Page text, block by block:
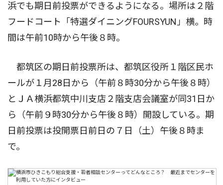
浜でも期日前投票ができるようになる。場所は２階
フードコート「特選ダイニングFOURSYUN」横。時
間は午前10時から午後８時。
都筑区の期日前投票所は、都筑区役所１階区民ホ
ールが１月28日から（午前８時30分から午後８時）
とＪＡ横浜都筑中川支店２階支店会議室が同31日か
ら（午前９時30分から午後８時）開設している。期
日前投票は投開票日前日の７日（土）午後８時ま
で。